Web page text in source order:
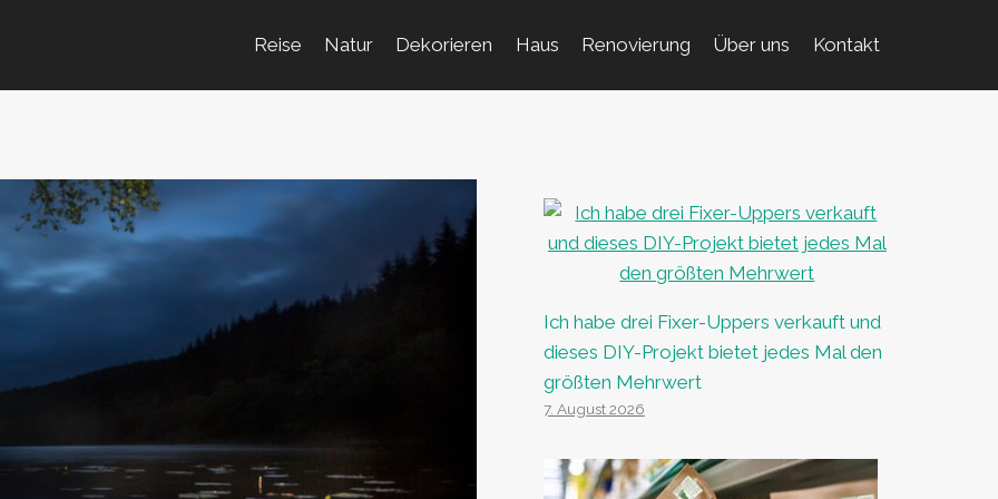
Reise Natur Dekorieren Haus Renovierung Über uns Kontakt
Ich habe drei Fixer-Uppers verkauft und
dieses DIY-Projekt bietet jedes Mal den
größten Mehrwert
7. August 2026